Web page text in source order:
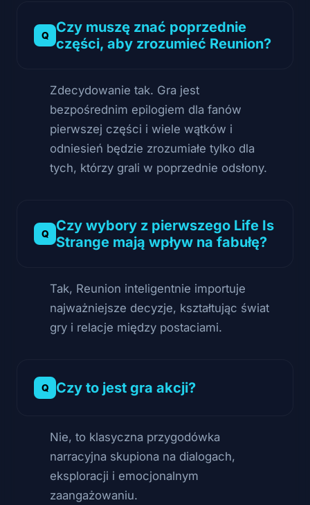
Czy muszę znać poprzednie
części, aby zrozumieć Reunion?
Zdecydowanie tak. Gra jest
bezpośrednim epilogiem dla fanów
pierwszej części i wiele wątków i
odniesień będzie zrozumiałe tylko dla
tych, którzy grali w poprzednie odsłony.
Czy wybory z pierwszego Life Is
Strange mają wpływ na fabułę?
Tak, Reunion inteligentnie importuje
najważniejsze decyzje, kształtując świat
gry i relacje między postaciami.
Czy to jest gra akcji?
Nie, to klasyczna przygodówka
narracyjna skupiona na dialogach,
eksploracji i emocjonalnym
zaangażowaniu.